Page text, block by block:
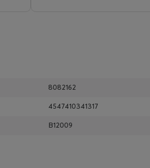
8082162
4547410341317
B12009